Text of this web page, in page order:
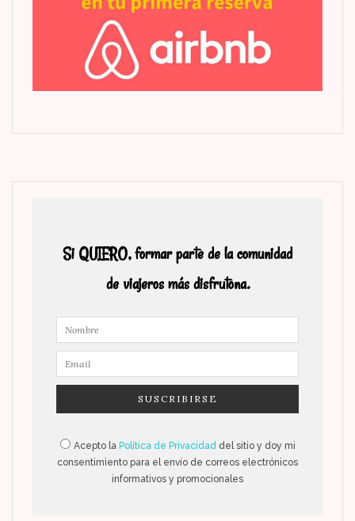
Si QUIERO, formar parte de la comunidad
de viajeros más disfrutona.
Acepto la Política de Privacidad del sitio y doy mi
consentimiento para el envío de correos electrónicos
informativos y promocionales